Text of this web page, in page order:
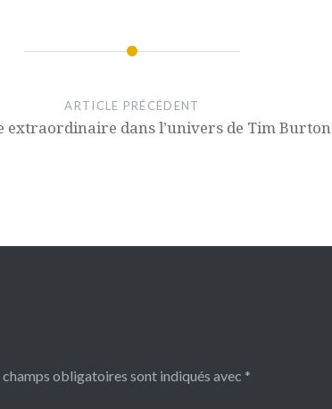
ARTICLE PRÉCÉDENT
extraordinaire dans l’univers de Tim
champs obligatoires sont indiqués avec *